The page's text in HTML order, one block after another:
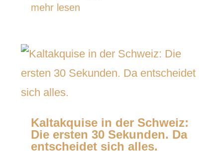
mehr lesen
Kaltakquise in der Schweiz:
Die ersten 30 Sekunden. Da
entscheidet sich alles.